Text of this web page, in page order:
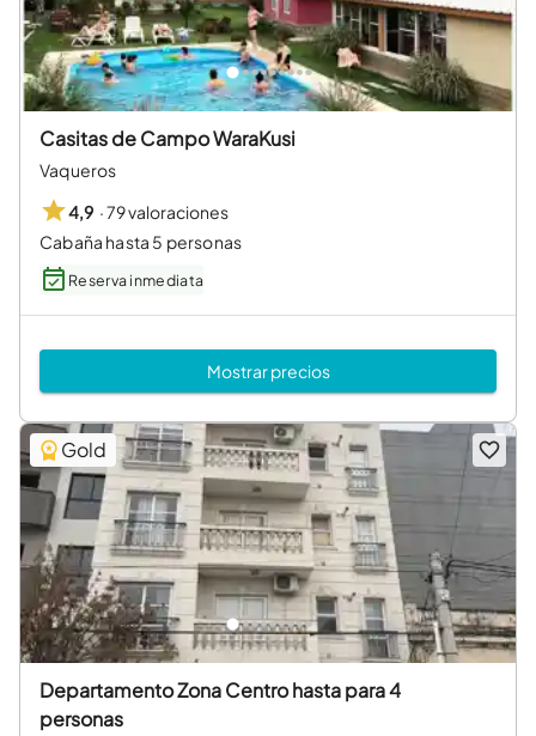
Casitas de Campo WaraKusi
Vaqueros
4,9 ·79 valoraciones
Cabaña hasta 5 personas
Reserva inmediata
Mostrar precios
Gold
Departamento Zona Centro hasta para 4
personas